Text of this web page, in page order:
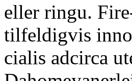
eller ringu.
tilfeldigvis
cialis adcirca